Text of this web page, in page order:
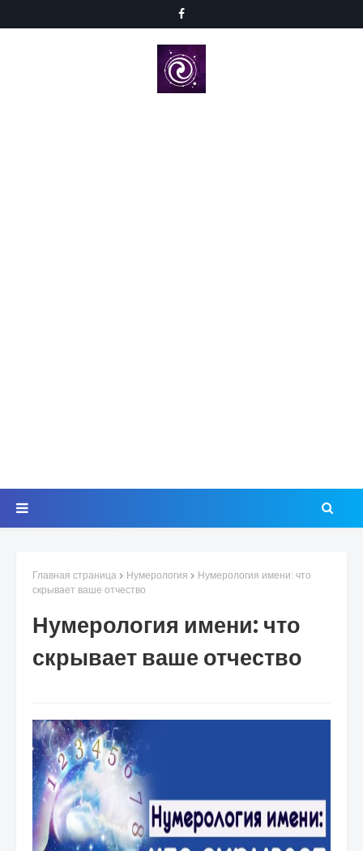
Главная страница Нумерология
Нумерология имени: что
скрывает ваше отчество
Нумерология имени: что
скрывает ваше отчество